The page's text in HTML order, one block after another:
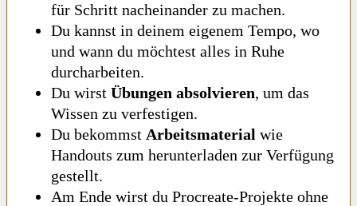
für Schritt nacheinander zu machen.
Du kannst in deinem eigenem Tempo, wo
und wann du möchtest alles in Ruhe
durcharbeiten.
Du wirst Übungen absolvieren, um das
Wissen zu verfestigen.
Du bekommst Arbeitsmaterial wie
Handouts zum herunterladen zur Verfügung
gestellt.
Am Ende wirst du Procreate-Projekte ohne